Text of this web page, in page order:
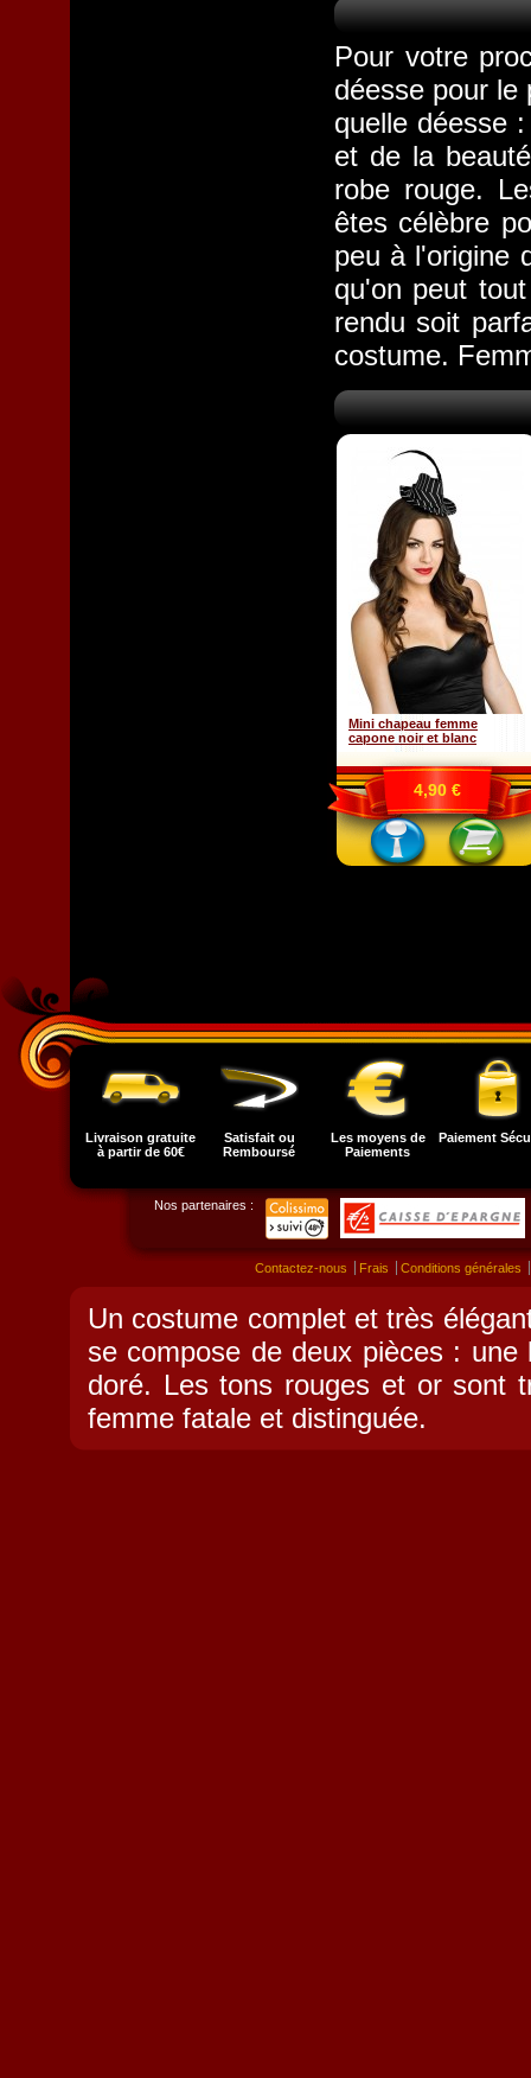
Pour votre
déesse pour le
quelle déesse
et de la
robe rouge.
êtes célèbre
peu à l'origine
qu'on peut
rendu soit
costume.
Mini chapeau femme
capone noir et blanc
4,90 €
Livraison gratuite
à partir de 60€
Satisfait ou
Remboursé
Les moyens de
Paiements
Paiement
Nos partenaires :
Contactez-nous Frais Conditions générales
Un costume complet et très
se compose de deux pièces :
doré. Les tons rouges et or sont
femme fatale et distinguée.